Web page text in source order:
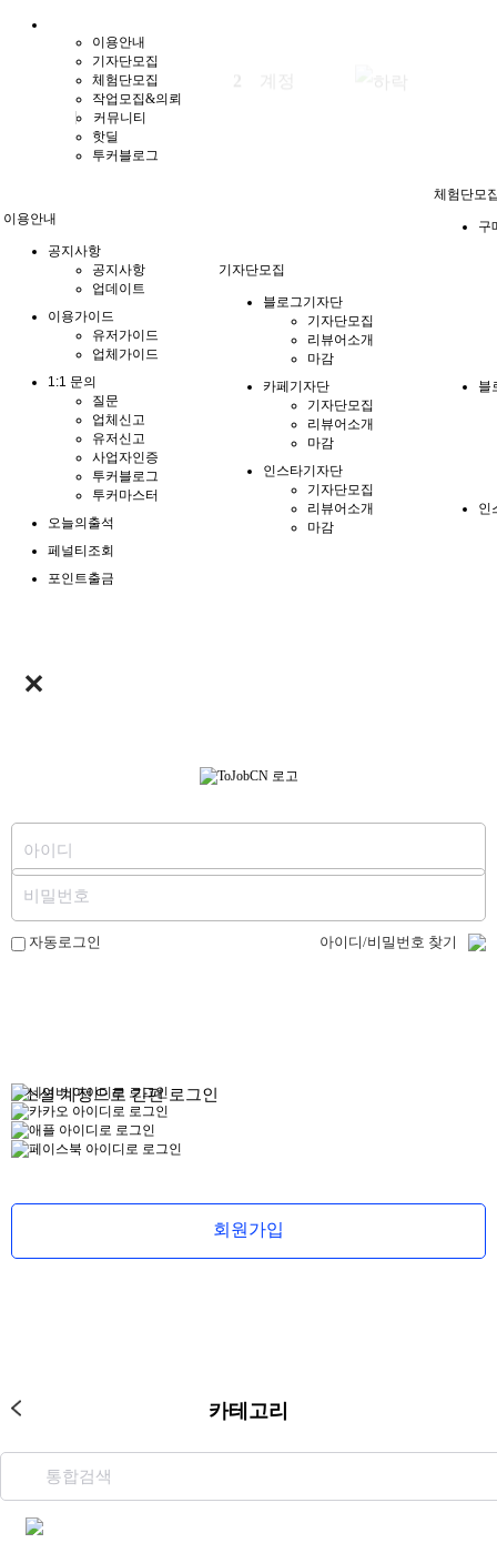
이용안내
기자단모집
체험단모집
작업모집&의뢰
커뮤니티
핫딜
투커블로그
이용안내
공지사항
공지사항
업데이트
이용가이드
유저가이드
업체가이드
1:1 문의
질문
업체신고
유저신고
사업자인증
투커블로그
투커마스터
오늘의출석
페널티조회
포인트출금
기자단모집
블로그기자단
기자단모집
리뷰어소개
마감
카페기자단
기자단모집
리뷰어소개
마감
인스타기자단
기자단모집
리뷰어소개
마감
체험단모
구
블
인
✕
자동로그인 아이디/비밀번호 찾기
소셜 계정으로 간편 로그인
회원가입
계
야
구
중
카테고리